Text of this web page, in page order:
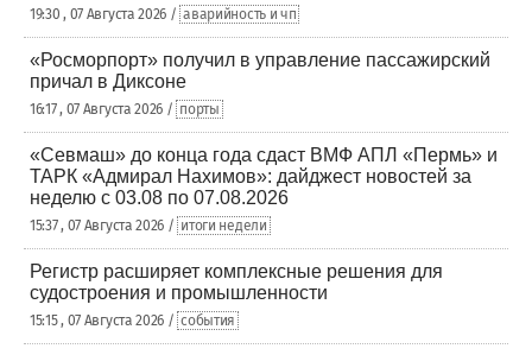
19:30 , 07 Августа 2026 / аварийность и чп
«Росморпорт» получил в управление пассажирский
причал в Диксоне
16:17 , 07 Августа 2026 / порты
«Севмаш» до конца года сдаст ВМФ АПЛ «Пермь» и
ТАРК «Адмирал Нахимов»: дайджест новостей за
неделю с 03.08 по 07.08.2026
15:37 , 07 Августа 2026 / итоги недели
Регистр расширяет комплексные решения для
судостроения и промышленности
15:15 , 07 Августа 2026 / события